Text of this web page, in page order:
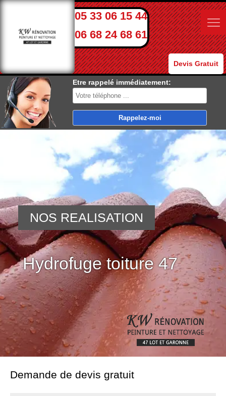
05 33 06 15 44
06 68 24 68 61
Devis Gratuit
Etre rappelé immédiatement:
Hydrofuge toiture 47
NOS REALISATION
Demande de devis gratuit